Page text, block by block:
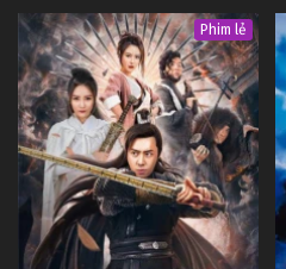
Phim lẻ